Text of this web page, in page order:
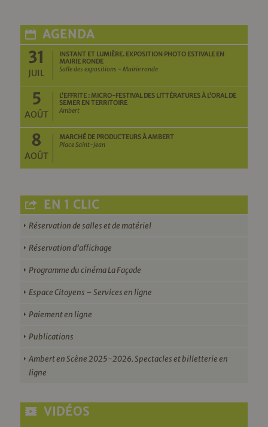
AGENDA
31
JUIL
INSTANT ET LUMIÈRE. EXPOSITION PHOTO ESTIVALE EN
MAIRIE RONDE
Salle des expositions - Mairie ronde
5
AOÛT
L’EFFRITE : MICRO-FESTIVAL DES LITTÉRATURES À L’ORAL DE
SEMER EN TERRITOIRE
Ambert
8
AOÛT
MARCHÉ DE PRODUCTEURS À AMBERT
Place Saint-Jean
EN 1 CLIC
Réservation de salles et de matériel
Réservation d’affichage
Programme du cinéma La Façade
Espace Citoyens – Services en ligne
Paiement en ligne
Publications
Ambert en Scène 2025-2026. Spectacles et billetterie en
ligne
VIDÉOS